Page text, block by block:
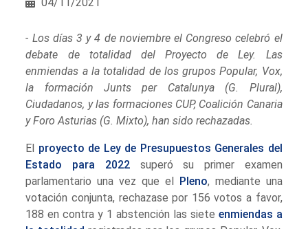
- Los días 3 y 4 de noviembre el Congreso celebró el
debate de totalidad del Proyecto de Ley. Las
enmiendas a la totalidad de los grupos Popular, Vox,
la formación Junts per Catalunya (G. Plural),
Ciudadanos, y las formaciones CUP, Coalición Canaria
y Foro Asturias (G. Mixto), han sido rechazadas.
El proyecto de Ley de Presupuestos Generales del
Estado para 2022superó su primer examen
parlamentario una vez que el Pleno, mediante una
votación conjunta, rechazase por 156 votos a favor,
188 en contra y 1 abstención las siete enmiendas a